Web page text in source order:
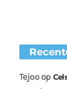
Tejoo op